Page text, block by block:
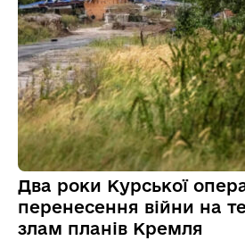
Два роки Курської
перенесення війни на
злам планів Кремля